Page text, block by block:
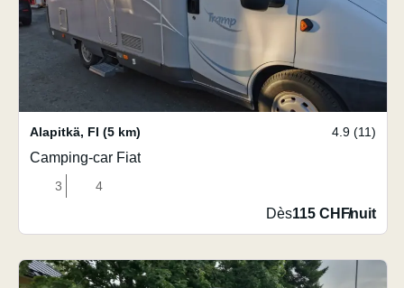
Alapitkä, FI (5 km) 4.9 (11)
Camping-car Fiat
3 4
Dès115 CHF/nuit